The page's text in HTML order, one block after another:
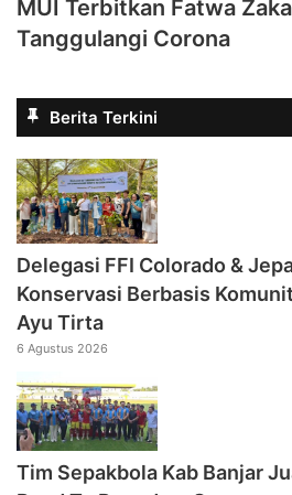
MUI Terbitkan Fatwa
Tanggulangi Corona
Berita Terkini
Delegasi FFI Colorado &
Konservasi Berbasis
Ayu Tirta
6 Agustus 2026
Tim Sepakbola Kab Banjar